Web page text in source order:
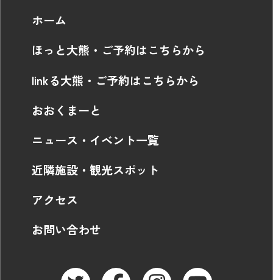
ホーム
ほっと大熊・ご予約はこちらから
linkる大熊・ご予約はこちらから
おおくまーと
ニュース・イベント一覧
近隣施設・観光スポット
アクセス
お問い合わせ